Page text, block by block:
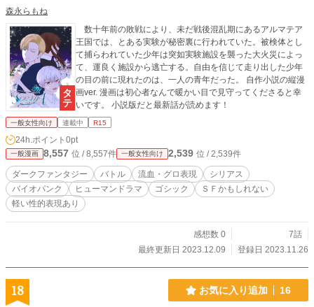
森永らもね
数十年前の敗戦により、未だ戦後混乱期にあるアルマテア
王国では、とある実験が秘密裏に行われていた。被検体とし
て捕らわれていた少年は突如実験施設を襲った大火災によっ
て、運良く施設から逃亡する。自由を信じて走り出した少年
の目の前に現れたのは、一人の青年だった。 自作小説の縦漫
画ver. 漫画は初心者なんで暖かい目で見守ってくださると幸
いです。 小説版だと最新話が読めます！
一般女性向け 連載中 R15
24h.ポイント 0pt
一般漫画 8,557 位 / 8,557件 一般女性向け 2,539 位 / 2,539件
ダークファンタジー バトル 流血・グロ表現
シリアス
バイオパンク
ヒューマンドラマ ゴシック
ＳＦかもしれない
軽い性的表現あり
感想数 0
7話
最終更新日 2023.12.09
登録日 2023.11.26
18 お気に入り追加 16